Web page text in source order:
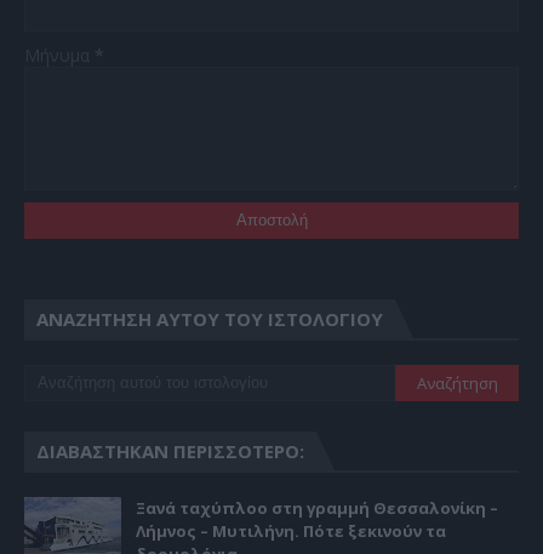
ΑΝΑΖΉΤΗΣΗ ΑΥΤΟΎ ΤΟΥ ΙΣΤΟΛΟΓΊΟΥ
ΔΙΑΒΆΣΤΗΚΑΝ ΠΕΡΙΣΣΌΤΕΡΟ:
Ξανά ταχύπλοο στη γραμμή Θεσσαλονίκη –
Λήμνος – Μυτιλήνη. Πότε ξεκινούν τα